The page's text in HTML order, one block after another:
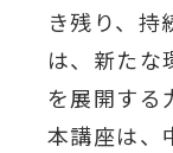
き残り、持
は、新たな
を展開する
本講座は、